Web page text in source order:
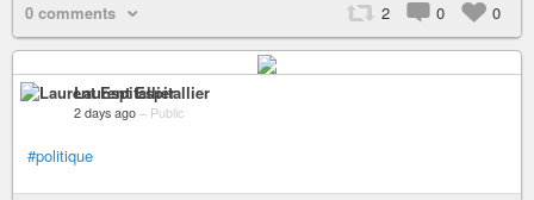
0 comments 2 0 0
Laurent Espitallier
2 days ago – Public
#politique